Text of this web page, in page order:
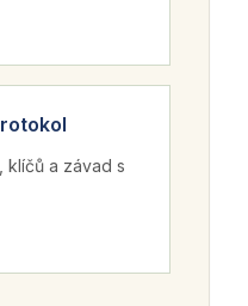
klíčů a závad s